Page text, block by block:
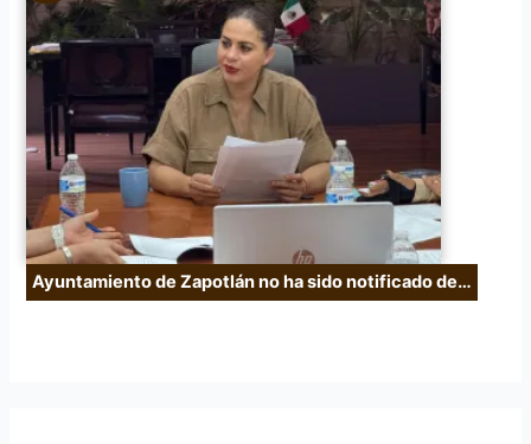
Ayuntamiento de Zapotlán no ha sido notificado de…